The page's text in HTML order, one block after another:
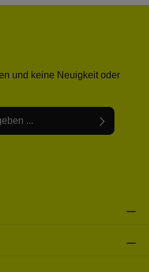
und keine Neuigkeit oder